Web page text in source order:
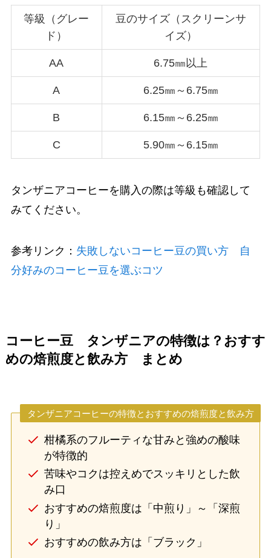
等級（グレー
ド）
豆のサイズ（スクリーンサ
イズ）
AA 6.75㎜以上
A 6.25㎜～6.75㎜
B 6.15㎜～6.25㎜
C 5.90㎜～6.15㎜
タンザニアコーヒーを購入の際は等級も確認して
みてください。
参考リンク： 失敗しないコーヒー豆の買い方 自
分好みのコーヒー豆を選ぶコツ
コーヒー豆 タンザニアの特徴は？おすす
めの焙煎度と飲み方 まとめ
タンザニアコーヒーの特徴とおすすめの焙煎度と飲み方
柑橘系のフルーティな甘みと強めの酸味
が特徴的
苦味やコクは控えめでスッキリとした飲
み口
おすすめの焙煎度は「中煎り」～「深煎
り」
おすすめの飲み方は「ブラック」